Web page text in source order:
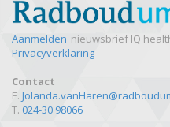
Aanmelden nieuwsbrief IQ
Privacyverklaring
Contact
E.
T. 024-30 98066